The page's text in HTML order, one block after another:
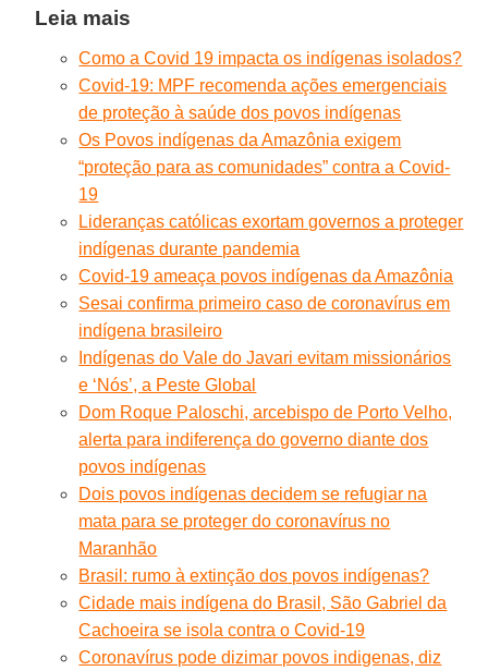
Leia mais
Como a Covid 19 impacta os indígenas isolados?
Covid-19: MPF recomenda ações emergenciais
de proteção à saúde dos povos indígenas
Os Povos indígenas da Amazônia exigem
“proteção para as comunidades” contra a Covid-
19
Lideranças católicas exortam governos a proteger
indígenas durante pandemia
Covid-19 ameaça povos indígenas da Amazônia
Sesai confirma primeiro caso de coronavírus em
indígena brasileiro
Indígenas do Vale do Javari evitam missionários
e ‘Nós’, a Peste Global
Dom Roque Paloschi, arcebispo de Porto Velho,
alerta para indiferença do governo diante dos
povos indígenas
Dois povos indígenas decidem se refugiar na
mata para se proteger do coronavírus no
Maranhão
Brasil: rumo à extinção dos povos indígenas?
Cidade mais indígena do Brasil, São Gabriel da
Cachoeira se isola contra o Covid-19
Coronavírus pode dizimar povos indigenas, diz